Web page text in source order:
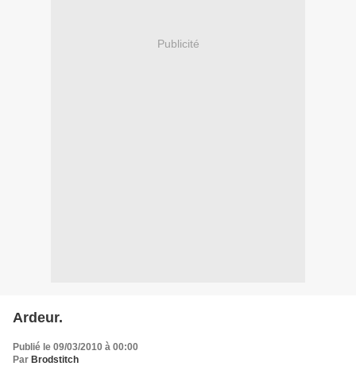
Publicité
Ardeur.
Publié le 09/03/2010 à 00:00
Par Brodstitch